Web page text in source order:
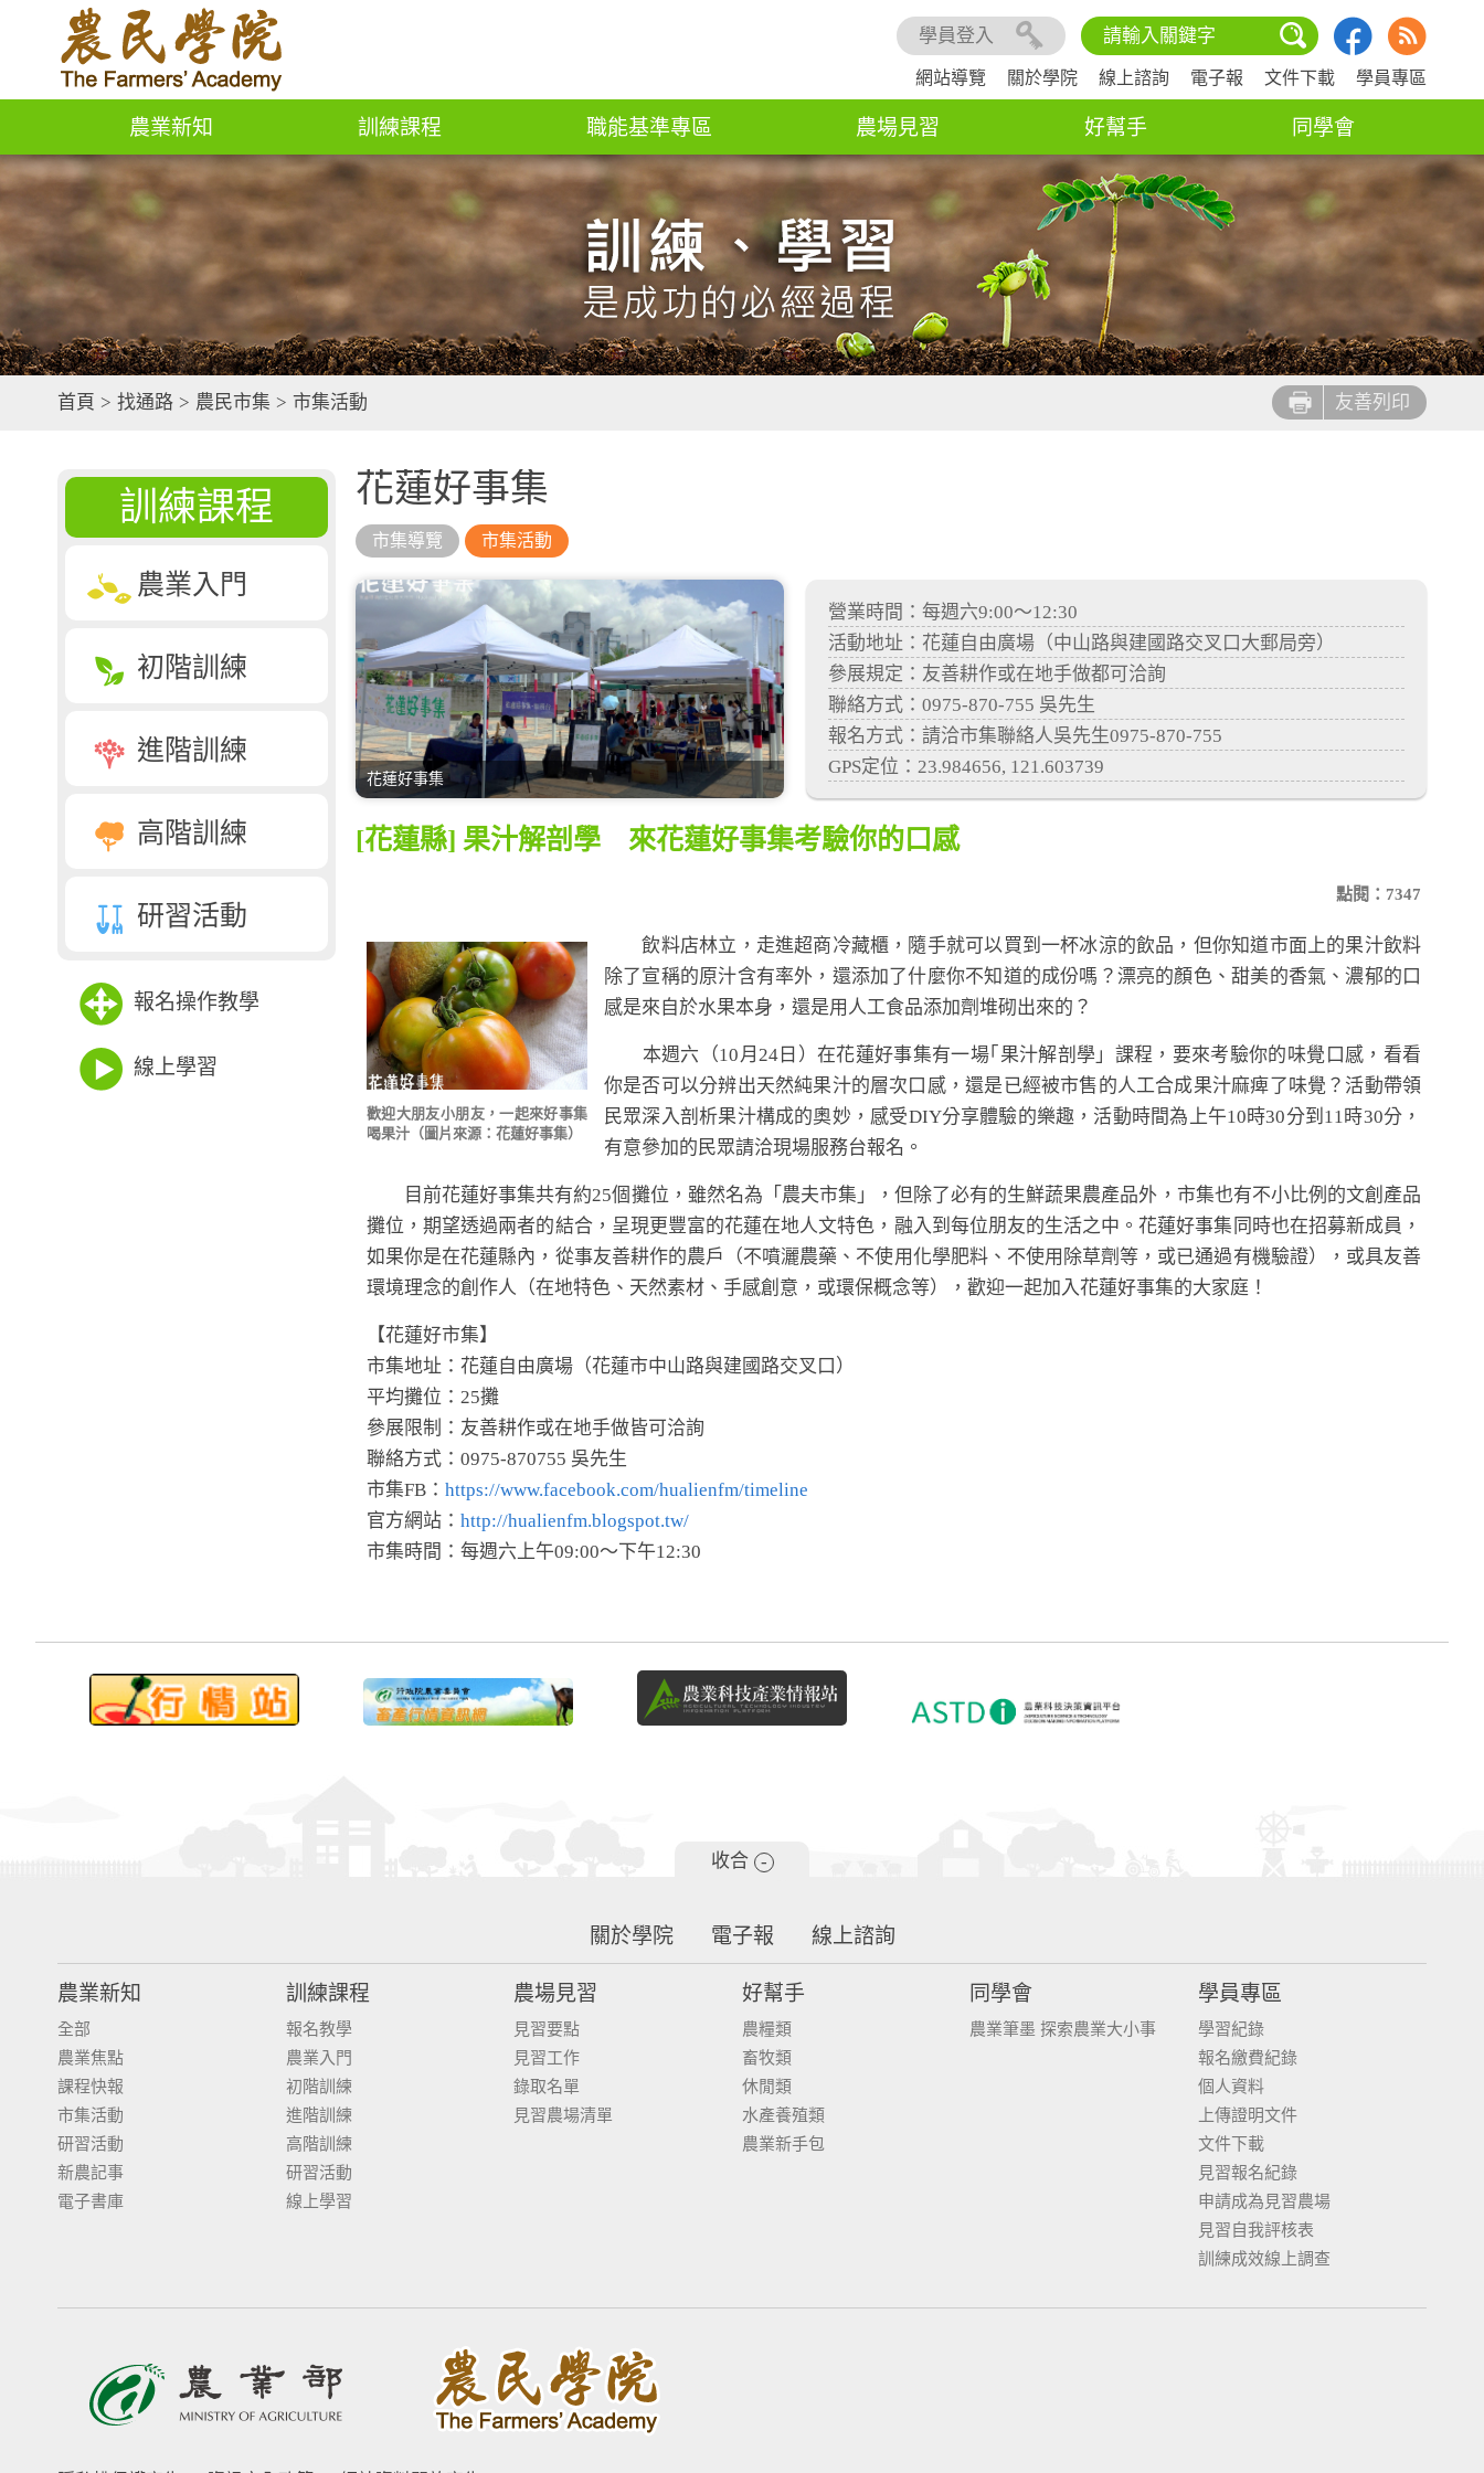
學員登入
網站導覽 關於學院 線上諮詢 電子報 文件下載 學員專區
農業新知 訓練課程 職能基準專區 農場見習 好幫手 同學會
首頁 > 找通路 > 農民市集 > 市集活動 友善列印
訓練課程
農業入門
初階訓練
進階訓練
高階訓練
研習活動
報名操作教學
線上學習
花蓮好事集
市集導覽 市集活動
花蓮好事集
營業時間：每週六9:00～12:30
活動地址：花蓮自由廣場（中山路與建國路交叉口大郵局旁）
參展規定：友善耕作或在地手做都可洽詢
聯絡方式：0975-870-755 吳先生
報名方式：請洽市集聯絡人吳先生0975-870-755
GPS定位：23.984656, 121.603739
[花蓮縣] 果汁解剖學 來花蓮好事集考驗你的口感
點閱：7347
歡迎大朋友小朋友，一起來好事集
喝果汁（圖片來源：花蓮好事集）
飲料店林立，走進超商冷藏櫃，隨手就可以買到一杯冰涼的飲品，但你知道市面上的果汁飲料
除了宣稱的原汁含有率外，還添加了什麼你不知道的成份嗎？漂亮的顏色、甜美的香氣、濃郁的口
感是來自於水果本身，還是用人工食品添加劑堆砌出來的？
本週六（10月24日）在花蓮好事集有一場｢果汁解剖學」課程，要來考驗你的味覺口感，看看
你是否可以分辨出天然純果汁的層次口感，還是已經被市售的人工合成果汁麻痺了味覺？活動帶領
民眾深入剖析果汁構成的奧妙，感受DIY分享體驗的樂趣，活動時間為上午10時30分到11時30分，
有意參加的民眾請洽現場服務台報名。
目前花蓮好事集共有約25個攤位，雖然名為「農夫市集」，但除了必有的生鮮蔬果農產品外，市集也有不小比例的文創產品
攤位，期望透過兩者的結合，呈現更豐富的花蓮在地人文特色，融入到每位朋友的生活之中。花蓮好事集同時也在招募新成員，
如果你是在花蓮縣內，從事友善耕作的農戶（不噴灑農藥、不使用化學肥料、不使用除草劑等，或已通過有機驗證），或具友善
環境理念的創作人（在地特色、天然素材、手感創意，或環保概念等），歡迎一起加入花蓮好事集的大家庭！
【花蓮好市集】
市集地址：花蓮自由廣場（花蓮市中山路與建國路交叉口）
平均攤位：25攤
參展限制：友善耕作或在地手做皆可洽詢
聯絡方式：0975-870755 吳先生
市集FB： https://www.facebook.com/hualienfm/timeline
官方網站： http://hualienfm.blogspot.tw/
市集時間：每週六上午09:00～下午12:30
收合 -
關於學院 電子報 線上諮詢
農業新知
全部
農業焦點
課程快報
市集活動
研習活動
新農記事
電子書庫
訓練課程
報名教學
農業入門
初階訓練
進階訓練
高階訓練
研習活動
線上學習
農場見習
見習要點
見習工作
錄取名單
見習農場清單
好幫手
農糧類
畜牧類
休閒類
水產養殖類
農業新手包
同學會
農業筆墨 探索農業大小事
學員專區
學習紀錄
報名繳費紀錄
個人資料
上傳證明文件
文件下載
見習報名紀錄
申請成為見習農場
見習自我評核表
訓練成效線上調查